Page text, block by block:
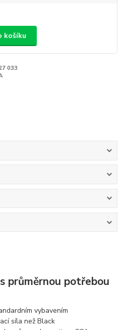
košíku
033
průměrnou potřebou
vybavením
síla než Black